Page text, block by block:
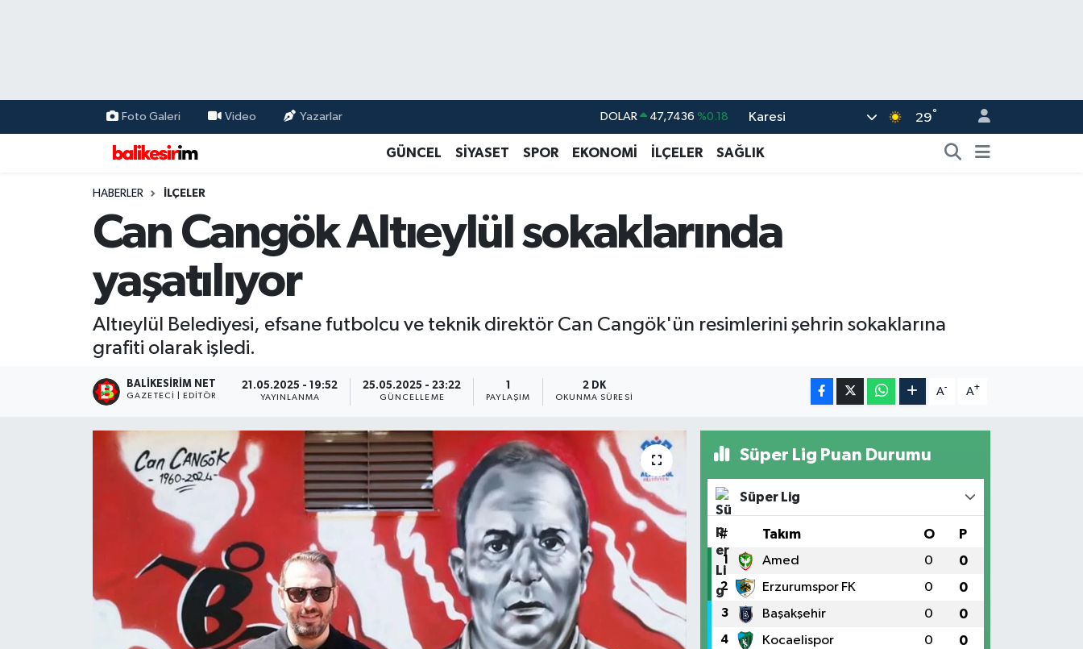
Foto Galeri Video Yazarlar DOLAR 47,7436 %0.18
EURO 55,2510 %0.32
BİST100 13.779 %-14
Karesi 29°
GÜNCEL SİYASET SPOR EKONOMİ İLÇELER SAĞLIK
HABERLER İLÇELER
Can Cangök Altıeylül sokaklarında
yaşatılıyor
Altıeylül Belediyesi, efsane futbolcu ve teknik direktör Can Cangök'ün resimlerini şehrin sokaklarına
grafiti olarak işledi.
BALIKESIRIM NET
GAZETECI | EDITÖR
21.05.2025 - 19:52
YAYINLANMA
25.05.2025 - 23:22
GÜNCELLEME
1
PAYLAŞIM
2 DK
OKUNMA SÜRESI
A- A+
Süper Lig Puan Durumu
Süper Lig
# Takım O P
1 Amed 0 0
2 Erzurumspor FK 0 0
3 Başakşehir 0 0
4 Kocaelispor 0 0